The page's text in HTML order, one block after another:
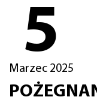
5
Marzec 2025